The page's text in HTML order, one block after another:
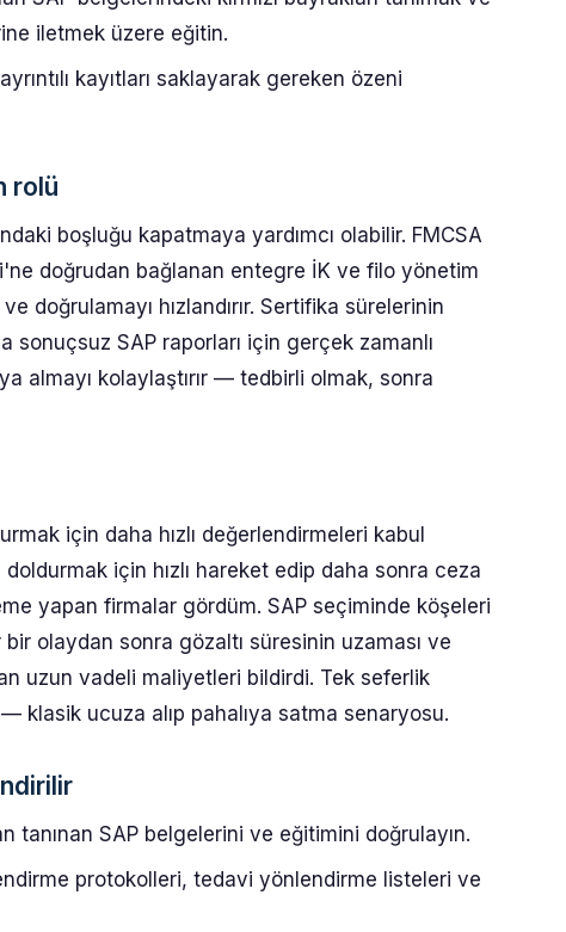
iletmek üzere eğitin.
kayıtları saklayarak gereken özeni
rolü
boşluğu kapatmaya yardımcı olabilir. FMCSA
doğrudan bağlanan entegre İK ve filo yönetim
doğrulamayı hızlandırır. Sertifika sürelerinin
sonuçsuz SAP raporları için gerçek zamanlı
almayı kolaylaştırır — tedbirli olmak, sonra
için daha hızlı değerlendirmeleri kabul
için hızlı hareket edip daha sonra ceza
yapan firmalar gördüm. SAP seçiminde köşeleri
olaydan sonra gözaltı süresinin uzaması ve
uzun vadeli maliyetleri bildirdi. Tek seferlik
klasik ucuza alıp pahalıya satma senaryosu.
tanınan SAP belgelerini ve eğitimini doğrulayın.
protokolleri, tedavi yönlendirme listeleri ve